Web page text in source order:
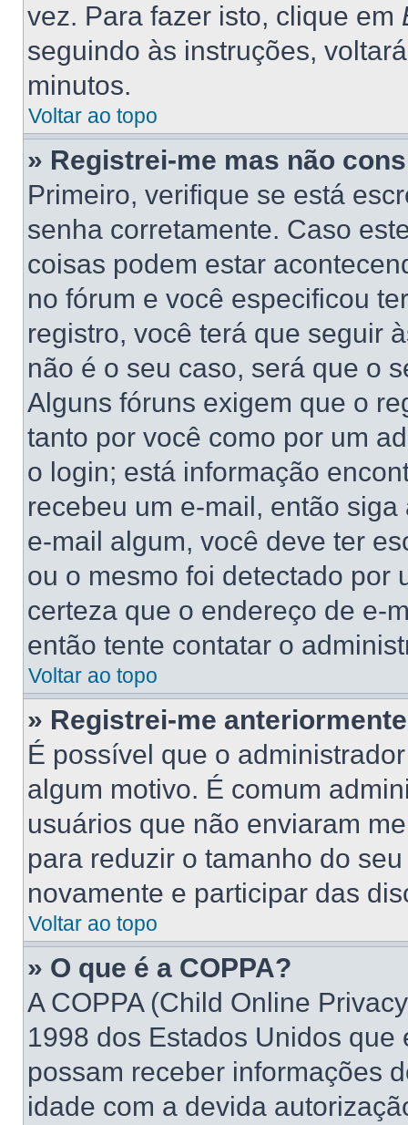
vez. Para fazer isto, clique em
seguindo às instruções,
minutos.
Voltar ao topo
» Registrei-me mas não
Primeiro, verifique se está
senha corretamente. Caso
coisas podem estar
no fórum e você especificou
registro, você terá que seguir
não é o seu caso, será que o
Alguns fóruns exigem que o
tanto por você como por um
o login; está informação
recebeu um e-mail, então
e-mail algum, você deve ter
ou o mesmo foi detectado por
certeza que o endereço de e-
então tente contatar o
Voltar ao topo
» Registrei-me
É possível que o
algum motivo. É comum
usuários que não enviaram
para reduzir o tamanho do
novamente e participar das
Voltar ao topo
» O que é a COPPA?
A COPPA (Child Online
1998 dos Estados Unidos
possam receber informações
idade com a devida